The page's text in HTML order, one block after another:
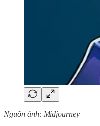
Nguồn ảnh: Midjourney